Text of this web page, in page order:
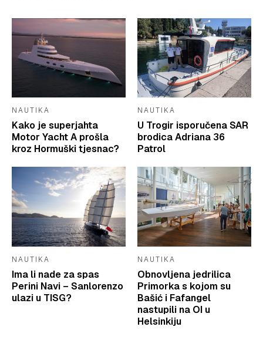
NAUTIKA
Kako je superjahta
Motor Yacht A prošla
kroz Hormuški tjesnac?
NAUTIKA
U Trogir isporučena SAR
brodica Adriana 36
Patrol
NAUTIKA
Ima li nade za spas
Perini Navi – Sanlorenzo
ulazi u TISG?
NAUTIKA
Obnovljena jedrilica
Primorka s kojom su
Bašić i Fafangel
nastupili na OI u
Helsinkiju